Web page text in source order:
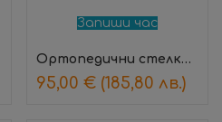
Запиши час
Ортопедични стелки – медицински (червени)
95,00 € (185,80 лв.)